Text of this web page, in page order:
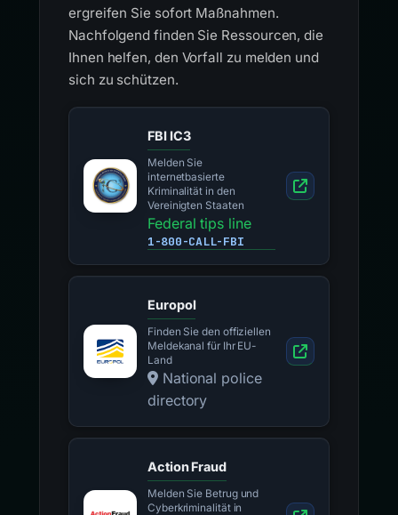
ergreifen Sie sofort Maßnahmen.
Nachfolgend finden Sie Ressourcen, die
Ihnen helfen, den Vorfall zu melden und
sich zu schützen.
FBI IC3
Melden Sie
internetbasierte
Kriminalität in den
Vereinigten Staaten
Federal tips line
1-800-CALL-FBI
Europol
Finden Sie den offiziellen
Meldekanal für Ihr EU-
Land
National police
directory
Action Fraud
Melden Sie Betrug und
Cyberkriminalität in